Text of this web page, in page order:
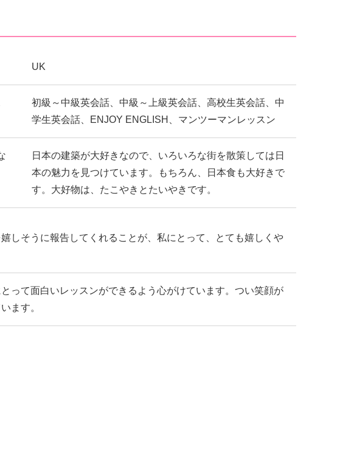
UK
初級～中級英会話、中級～上級英会話、高校生英会話、中
学生英会話、ENJOY ENGLISH、マンツーマンレッスン
日本の建築が大好きなので、いろいろな街を散策しては日
本の魅力を見つけています。もちろん、日本食も大好きで
す。大好物は、たこやきとたいやきです。
しそうに報告してくれることが、私にとって、とても嬉しくや
って面白いレッスンができるよう心がけています。つい笑顔が
ます。